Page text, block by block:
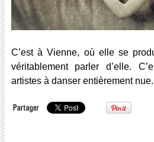
C’est à Vienne, où elle se
véritablement parler d’elle.
artistes à danser entièrement nue.